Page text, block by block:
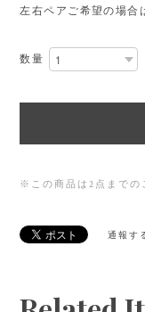
左右ペアご希望の場合
数量
※この商品は2点までの
通報す